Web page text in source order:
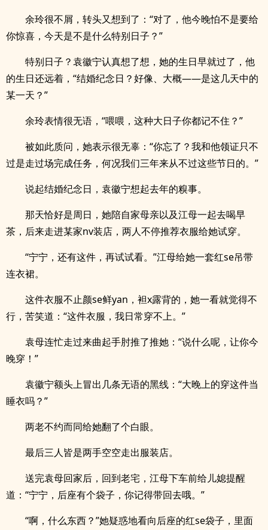
余玲很不屑，转头又想到了：“对了，他今晚怕不是要给
你惊喜，今天是不是什么特别日子？”
特别日子？袁徽宁认真想了想，她的生日早就过了，他
的生日还远着，“结婚纪念日？好像、大概——是这几天中的
某一天？”
余玲表情很无语，“喂喂，这种大日子你都记不住？”
被如此质问，她表示很无辜：“你忘了？我和他领证只不
过是走过场完成任务，何况我们三年来从不过这些节日的。”
说起结婚纪念日，袁徽宁想起去年的糗事。
那天恰好是周日，她陪自家母亲以及江母一起去喝早
茶，后来走进某家nv装店，两人不停推荐衣服给她试穿。
“宁宁，还有这件，再试试看。”江母给她一套红se吊带
连衣裙。
这件衣服不止颜se鲜yan，袒x露背的，她一看就觉得不
行，苦笑道：“这件衣服，我日常穿不上。”
袁母连忙走过来曲起手肘推了推她：“说什么呢，让你今
晚穿！”
袁徽宁额头上冒出几条无语的黑线：“大晚上的穿这件当
睡衣吗？”
两老不约而同给她翻了个白眼。
最后三人皆是两手空空走出服装店。
送完袁母回家后，回到老宅，江母下车前给儿媳提醒
道：“宁宁，后座有个袋子，你记得带回去哦。”
“啊，什么东西？”她疑惑地看向后座的红se袋子，里面